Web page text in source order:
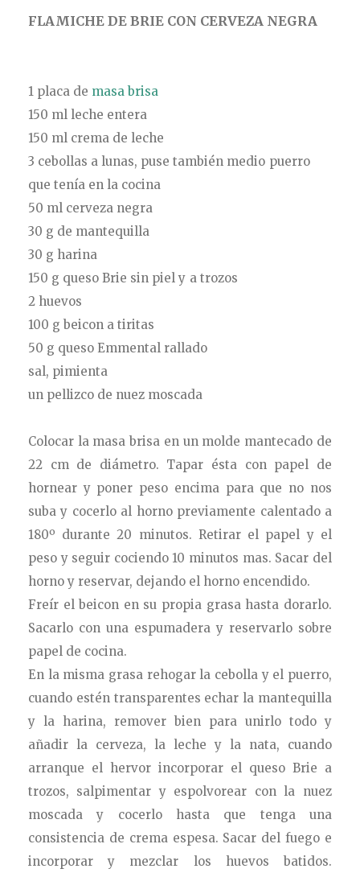
FLAMICHE DE BRIE CON CERVEZA NEGRA
1 placa de masa brisa
150 ml leche entera
150 ml crema de leche
3 cebollas a lunas, puse también medio puerro
que tenía en la cocina
50 ml cerveza negra
30 g de mantequilla
30 g harina
150 g queso Brie sin piel y a trozos
2 huevos
100 g beicon a tiritas
50 g queso Emmental rallado
sal, pimienta
un pellizco de nuez moscada
Colocar la masa brisa en un molde mantecado de
22 cm de diámetro. Tapar ésta con papel de
hornear y poner peso encima para que no nos
suba y cocerlo al horno previamente calentado a
180º durante 20 minutos. Retirar el papel y el
peso y seguir cociendo 10 minutos mas. Sacar del
horno y reservar, dejando el horno encendido.
Freír el beicon en su propia grasa hasta dorarlo.
Sacarlo con una espumadera y reservarlo sobre
papel de cocina.
En la misma grasa rehogar la cebolla y el puerro,
cuando estén transparentes echar la mantequilla
y la harina, remover bien para unirlo todo y
añadir la cerveza, la leche y la nata, cuando
arranque el hervor incorporar el queso Brie a
trozos, salpimentar y espolvorear con la nuez
moscada y cocerlo hasta que tenga una
consistencia de crema espesa. Sacar del fuego e
incorporar y mezclar los huevos batidos.